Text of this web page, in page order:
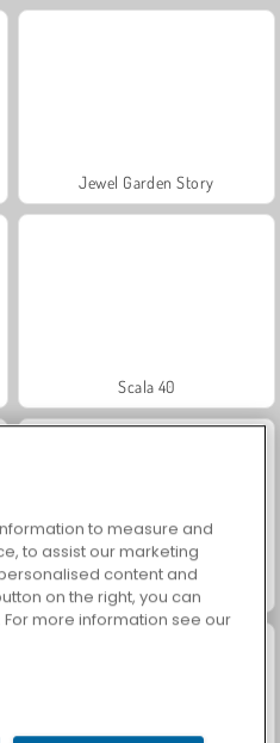
Jewel Garden Story
Scala 40
Trollface Quest: USA 2
to measure and
to assist our marketing
content and
on the right, you can
more information see our